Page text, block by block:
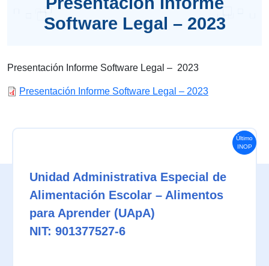
Último
INOP
Software Legal – 2023
Presentación Informe Software Legal – 2023
Presentación Informe Software Legal – 2023
Unidad Administrativa Especial de
Alimentación Escolar – Alimentos
para Aprender (UApA)
NIT: 901377527-6